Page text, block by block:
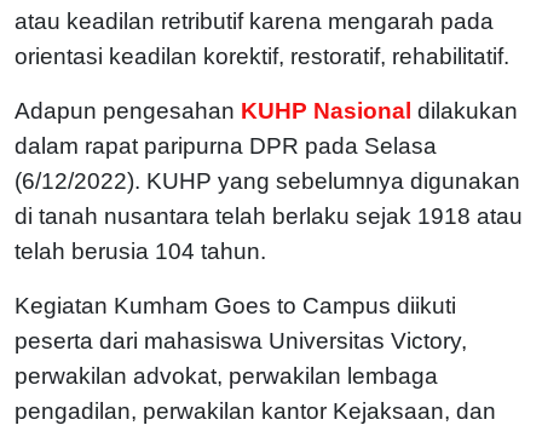
atau keadilan retributif karena mengarah pada
orientasi keadilan korektif, restoratif, rehabilitatif.
Adapun pengesahan KUHP Nasional dilakukan
dalam rapat paripurna DPR pada Selasa
(6/12/2022). KUHP yang sebelumnya digunakan
di tanah nusantara telah berlaku sejak 1918 atau
telah berusia 104 tahun.
Kegiatan Kumham Goes to Campus diikuti
peserta dari mahasiswa Universitas Victory,
perwakilan advokat, perwakilan lembaga
pengadilan, perwakilan kantor Kejaksaan, dan